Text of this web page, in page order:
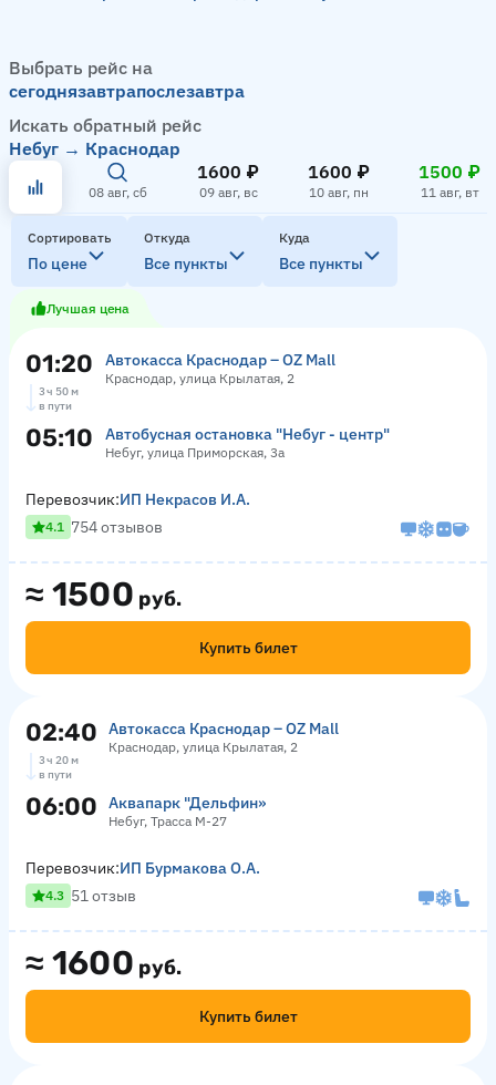
Выбрать рейс на
сегоднязавтрапослезавтра
Искать обратный рейс
Небуг → Краснодар
08 авг, сб
1600 ₽
09 авг, вс
1600 ₽
10 авг, пн
1500 ₽
11 авг, вт
Сортировать
По цене
Откуда
Все пункты
Куда
Все пункты
Лучшая цена
01:20 Автокасса Краснодар – OZ Mall
Краснодар, улица Крылатая, 2
3 ч 50 м
в пути
05:10 Автобусная остановка "Небуг - центр"
Небуг, улица Приморская, 3а
≈ 1500 руб.
Купить билет
Перевозчик:ИП Некрасов И.А.
4.1 754 отзывов
02:40 Автокасса Краснодар – OZ Mall
Краснодар, улица Крылатая, 2
3 ч 20 м
в пути
06:00 Аквапарк "Дельфин»
Небуг, Трасса М-27
≈ 1600 руб.
Купить билет
Перевозчик:ИП Бурмакова О.А.
4.3 51 отзыв